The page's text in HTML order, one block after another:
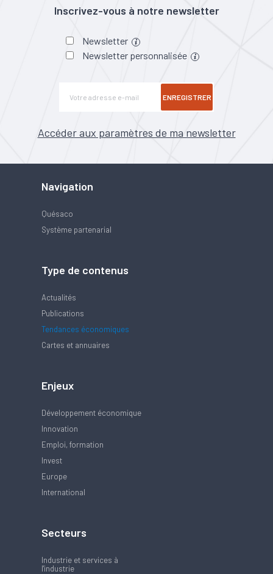
Inscrivez-vous à notre newsletter
Newsletter
Newsletter personnalisée
ENREGISTRER
Accéder aux paramètres de ma newsletter
Navigation
Quésaco
Système partenarial
Type de contenus
Actualités
Publications
Tendances économiques
Cartes et annuaires
Enjeux
Développement économique
Innovation
Emploi, formation
Invest
Europe
International
Secteurs
Industrie et services à
l'industrie